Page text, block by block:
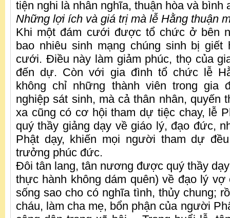
tiện nghi là nhân nghĩa, thuận hòa và bình
Những lợi ích và giá trị mà lễ Hằng thuận
Khi một đám cưới được tổ chức ở bên
bao nhiêu sinh mạng chúng sinh bị
cưới. Điều này làm giảm phúc, thọ của
đến dự. Còn với gia đình tổ chức lễ
không chỉ những thành viên trong gia
nghiệp sát sinh, mà cả thân nhân, quyến
xa cũng có cơ hội tham dự tiệc chay, lễ
quý thầy giảng dạy về giáo lý, đạo đức,
Phật dạy, khiến mọi người tham dự
trưởng phúc đức.
Đôi tân lang, tân nương được quý thầy
thực hành không dám quên) về đạo lý vợ
sống sao cho có nghĩa tình, thủy chung;
cháu, làm cha mẹ, bổn phận của người